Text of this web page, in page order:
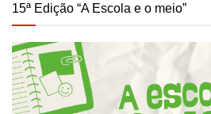
15ª Edição “A Escola e o meio”